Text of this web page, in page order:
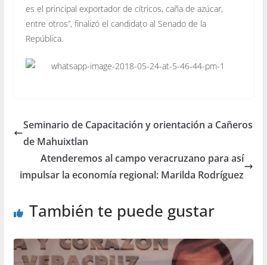
es el principal exportador de cítricos, caña de azúcar,
entre otros”, finalizó el candidato al Senado de la
República.
Seminario de Capacitación y orientación a Cañeros
de Mahuixtlan
Atenderemos al campo veracruzano para así
impulsar la economía regional: Marilda Rodríguez
También te puede gustar